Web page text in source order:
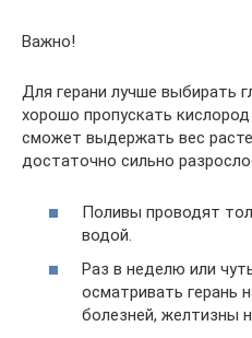
Важно!
Для герани лучше выбирать
хорошо пропускать
сможет выдержать вес
достаточно сильно
Поливы проводят
водой.
Раз в неделю или
осматривать герань
болезней, желтизны